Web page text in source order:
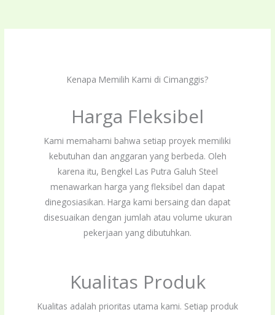
Kenapa Memilih Kami di Cimanggis?
Harga Fleksibel
Kami memahami bahwa setiap proyek memiliki
kebutuhan dan anggaran yang berbeda. Oleh
karena itu, Bengkel Las Putra Galuh Steel
menawarkan harga yang fleksibel dan dapat
dinegosiasikan. Harga kami bersaing dan dapat
disesuaikan dengan jumlah atau volume ukuran
pekerjaan yang dibutuhkan.
Kualitas Produk
Kualitas adalah prioritas utama kami. Setiap produk